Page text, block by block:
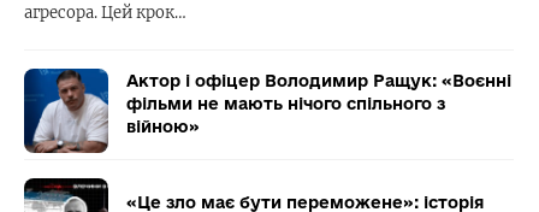
агресора. Цей крок…
Актор і офіцер Володимир Ращук: «Воєнні
фільми не мають нічого спільного з
війною»
«Це зло має бути переможене»: історія